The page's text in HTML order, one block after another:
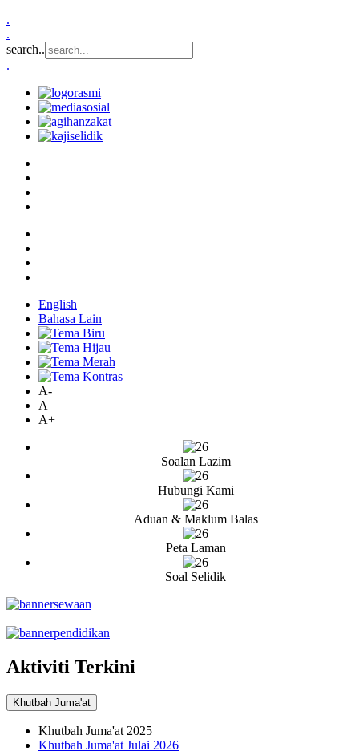
.
.
search..
.
English
Bahasa Lain
A-
A
A+
Soalan Lazim
Hubungi Kami
Aduan & Maklum Balas
Peta Laman
Soal Selidik
Aktiviti Terkini
Khutbah Juma'at
Khutbah Juma'at 2025
Khutbah Juma'at Julai 2026